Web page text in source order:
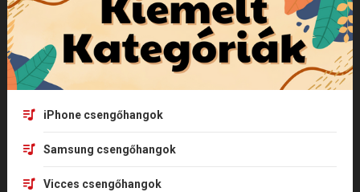
iPhone csengőhangok
Samsung csengőhangok
Vicces csengőhangok